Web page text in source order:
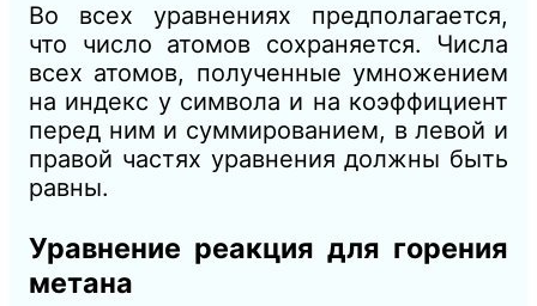
Во всех уравнениях предполагается,
что число атомов сохраняется. Числа
всех атомов, полученные умножением
на индекс у символа и на коэффициент
перед ним и суммированием, в левой и
правой частях уравнения должны быть
равны.
Уравнение реакция для горения
метана